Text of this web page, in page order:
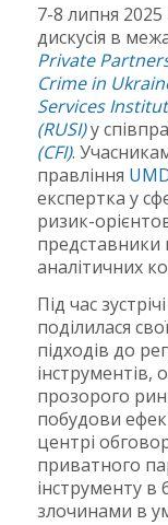
7-8 липня 2025
дискусія в
Private
Crime in
Services
(RUSI)у
(CFI).
правління
експертка у
ризик-
представники
аналітичних
Під час
поділилася
підходів до
інструментів,
прозорого
побудови
центрі
приватного
інструменту в
злочинами в